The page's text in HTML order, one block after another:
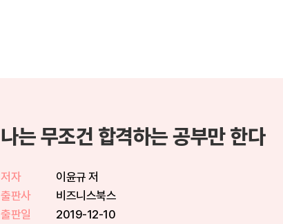
나는 무조건 합격하는 공부만 한다
저자
이윤규 저
출판사
비즈니스북스
출판일
2019-12-10